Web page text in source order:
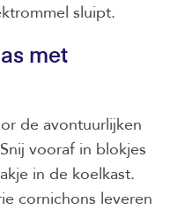
sluipt.
met
de avontuurlijken
vooraf in blokjes
in de koelkast.
cornichons leveren